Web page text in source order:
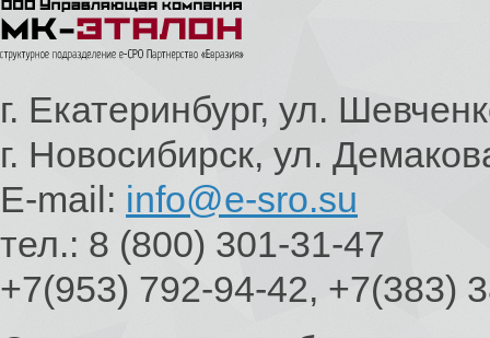
г. Екатеринбург, ул.
г. Новосибирск, ул.
E-mail: info@e-sro.su
тел.: 8 (800) 301-31-47
+7(953) 792-94-42, +7(383)